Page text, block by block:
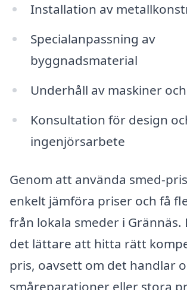
Installation av
Specialanpassning av
byggnadsmaterial
Underhåll av maskiner
Konsultation för design
ingenjörsarbete
Genom att använda smed-
enkelt jämföra priser och få
från lokala smeder i
det lättare att hitta rätt
pris, oavsett om det handlar
småreparationer eller stora